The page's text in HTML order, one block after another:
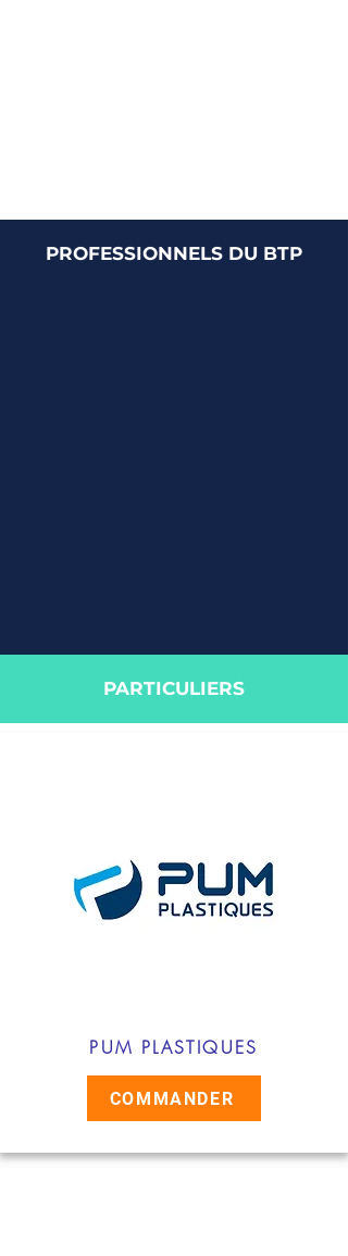
PROFESSIONNELS DU BTP
PARTICULIERS
PUM PLASTIQUES
COMMANDER